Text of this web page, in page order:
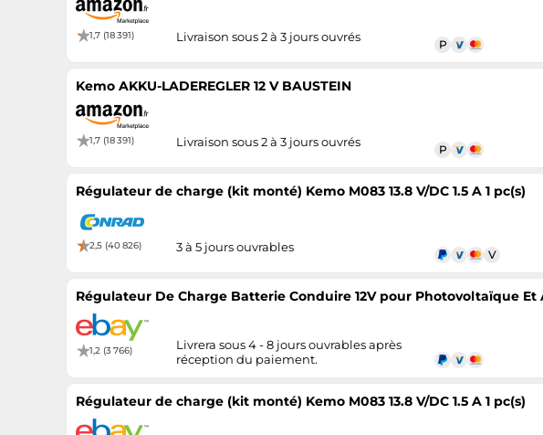
1,7 (18 391) Livraison sous 2 à 3 jours ouvrés
Kemo AKKU-LADEREGLER 12 V BAUSTEIN
1,7 (18 391) Livraison sous 2 à 3 jours ouvrés
Régulateur de charge (kit monté) Kemo M083 13.8 V/DC 1.5 A 1 pc(s)
2,5 (40 826) 3 à 5 jours ouvrables
Régulateur De Charge Batterie Conduire 12V pour Photovoltaïque
1,2 (3 766)
Livrera sous 4 - 8 jours ouvrables après
réception du paiement.
Régulateur de charge (kit monté) Kemo M083 13.8 V/DC 1.5 A 1 pc(s)